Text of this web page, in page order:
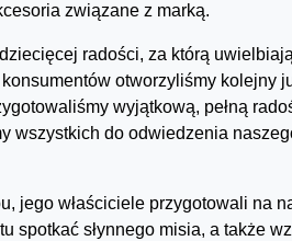
związane z marką.
radości, za którą
otworzyliśmy kolejny
wyjątkową, pełną
wszystkich do odwiedzenia
jego właściciele przygotowali na
spotkać słynnego misia, a także